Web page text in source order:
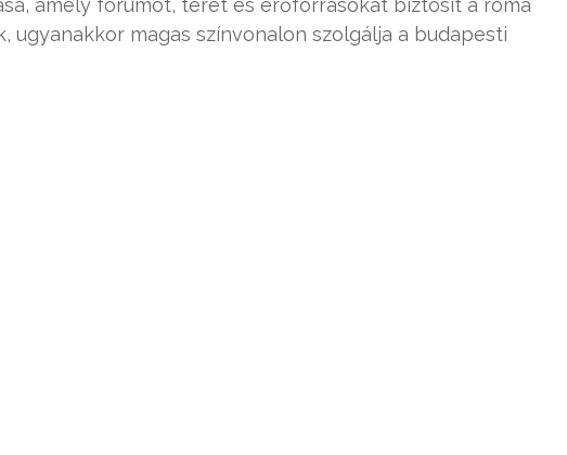
amely fórumot, teret és erőforrásokat biztosít a roma
ugyanakkor magas színvonalon szolgálja a budapesti